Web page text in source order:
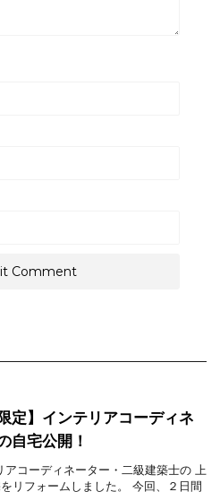
定】インテリアコーディネ
自宅公開！
アコーディネーター・二級建築士の 上
リフォームしました。 今回、２日間